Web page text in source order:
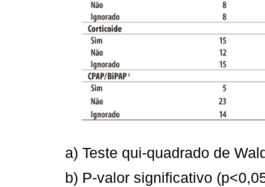
a) Teste qui-quadrado de
b) P-valor significativo